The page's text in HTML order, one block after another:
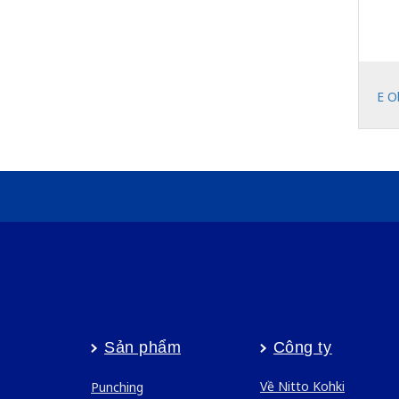
E
Sản phẩm
Punching
Công ty
Về Nitto Kohki